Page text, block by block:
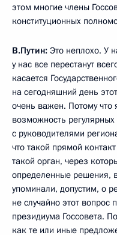
этом многие члены
конституционных
В.Путин: Это неплохо. У
у нас все перестанут
касается
на сегодняшний день
очень важен. Потому
возможность
с руководителями
что такой прямой
такой орган, через
определенные решения,
упоминали, допустим, о
не случайно этот вопрос
президиума Госсовета.
как те или иные